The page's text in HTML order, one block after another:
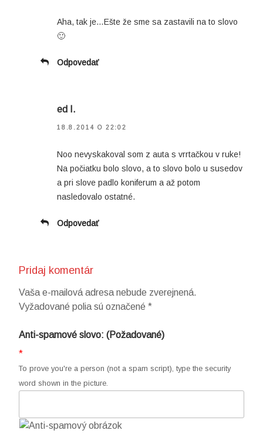
Aha, tak je…Ešte že sme sa zastavili na to slovo
🙂
Odpovedať
ed I.
18.8.2014 O 22:02
Noo nevyskakoval som z auta s vrrtačkou v ruke!
Na počiatku bolo slovo, a to slovo bolo u susedov
a pri slove padlo koniferum a až potom
nasledovalo ostatné.
Odpovedať
Pridaj komentár
Vaša e-mailová adresa nebude zverejnená.
Vyžadované polia sú označené *
Anti-spamové slovo: (Požadované)
*
To prove you're a person (not a spam script), type the security
word shown in the picture.